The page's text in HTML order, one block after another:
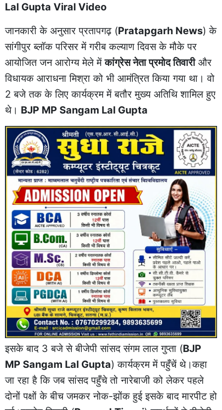
Lal Gupta Viral Video
जानकारी के अनुसार प्रतापगढ़ (Pratapgarh News) के
सांगीपुर ब्लॉक परिसर में गरीब कल्याण दिवस के मौके पर
आयोजित जन आरोग्य मेले मेंकांग्रेस नेता प्रमोद तिवारीऔर
विधायक आराधना मिश्रा को भी आमंत्रित किया गया था। वो
2 बजे तक के लिए कार्यक्रम में बतौर मुख्य अतिथि शामिल हुए
थे। BJP MP Sangam Lal Gupta
इसके बाद 3 बजे से बीजेपी सांसद संगम लाल गुप्ता (BJP
MP Sangam Lal Gupta) कार्यक्रम में पहुँचें थे।कहा
जा रहा है कि जब सांसद पहुँचे तो नारेबाजी को लेकर पहले
दोनों पक्षों के बीच जमकर नोक-झोंक हुई इसके बाद मारपीट हो